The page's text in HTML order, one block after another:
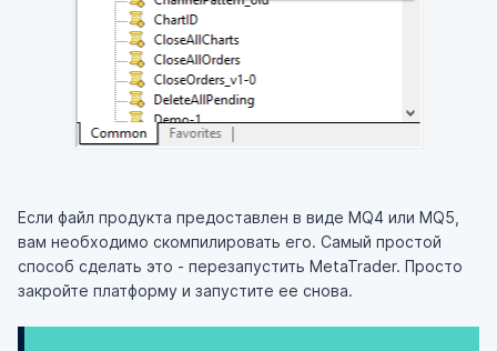
Если файл продукта предоставлен в виде MQ4 или MQ5,
вам необходимо скомпилировать его. Самый простой
способ сделать это - перезапустить MetaTrader. Просто
закройте платформу и запустите ее снова.